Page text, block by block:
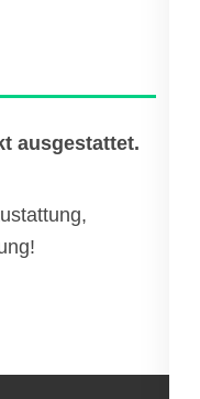
ausgestattet.